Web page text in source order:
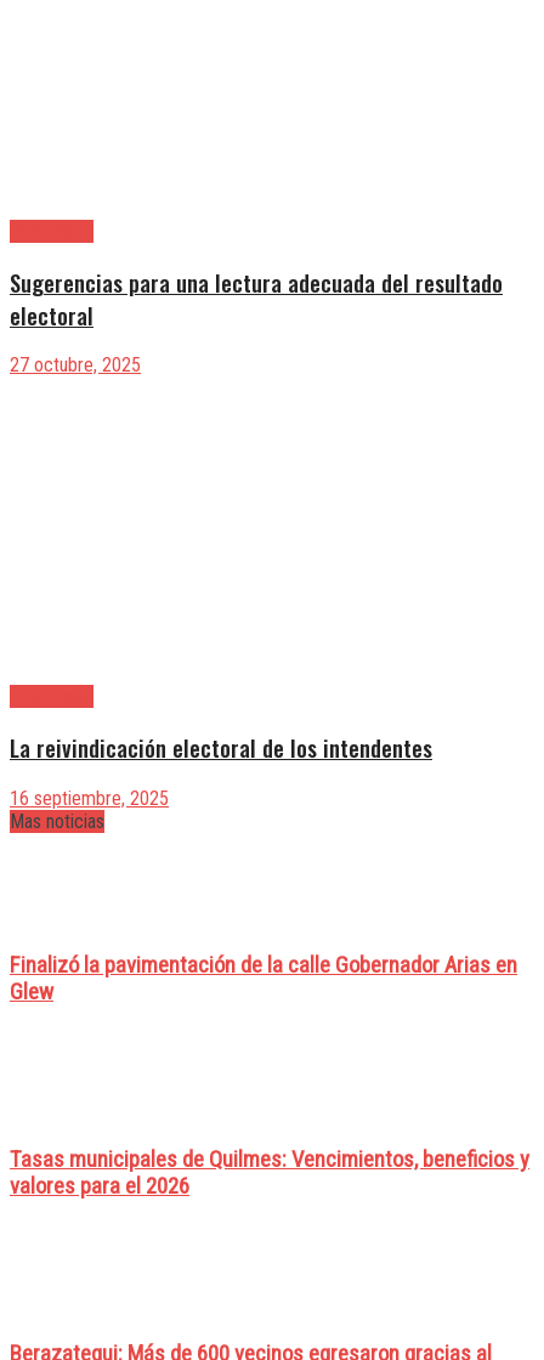
Sugerencias para una lectura adecuada del resultado
electoral
27 octubre, 2025
La reivindicación electoral de los intendentes
16 septiembre, 2025
Mas noticias
Finalizó la pavimentación de la calle Gobernador Arias en
Glew
Tasas municipales de Quilmes: Vencimientos, beneficios y
valores para el 2026
Berazategui: Más de 600 vecinos egresaron gracias al